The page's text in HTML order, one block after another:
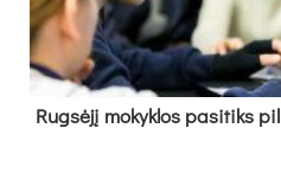
Rug­sė­jį mo­kyk­los pa­si­tiks